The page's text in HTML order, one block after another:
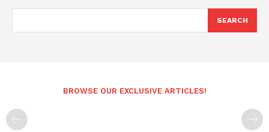
SEARCH
BROWSE OUR EXCLUSIVE ARTICLES!